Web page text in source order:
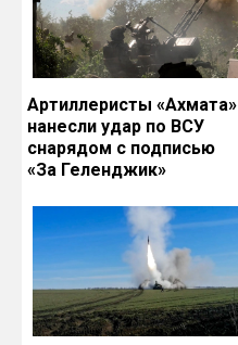
Артиллеристы «Ахмата»
нанесли удар по ВСУ
снарядом с подписью
«За Геленджик»